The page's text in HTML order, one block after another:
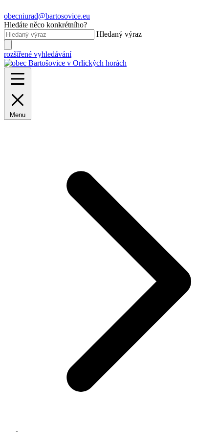
obecniurad@bartosovice.eu
Hledáte něco konkrétního?
Hledaný výraz
rozšířené vyhledávání
Menu